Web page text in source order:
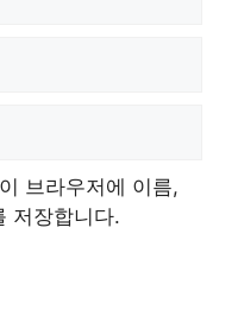
브라우저에 이름,
저장합니다.